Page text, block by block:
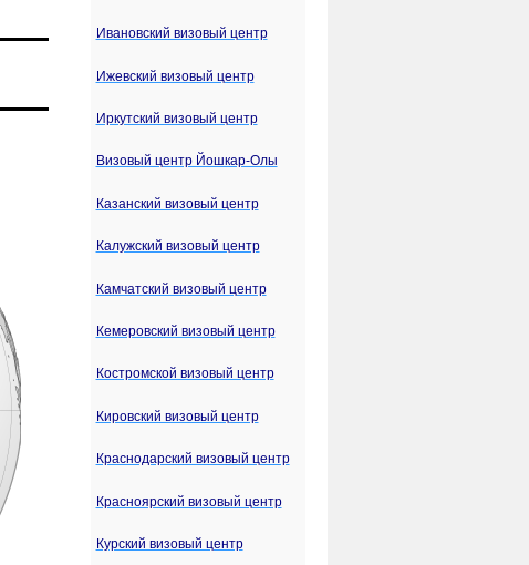
Ивановский визовый центр
Ижевский визовый центр
Иркутский визовый центр
Визовый центр Йошкар-Олы
Казанский визовый центр
Калужский визовый центр
Камчатский визовый центр
Кемеровский визовый центр
Костромской визовый центр
Кировский визовый центр
Краснодарский визовый центр
Красноярский визовый центр
Курский визовый центр